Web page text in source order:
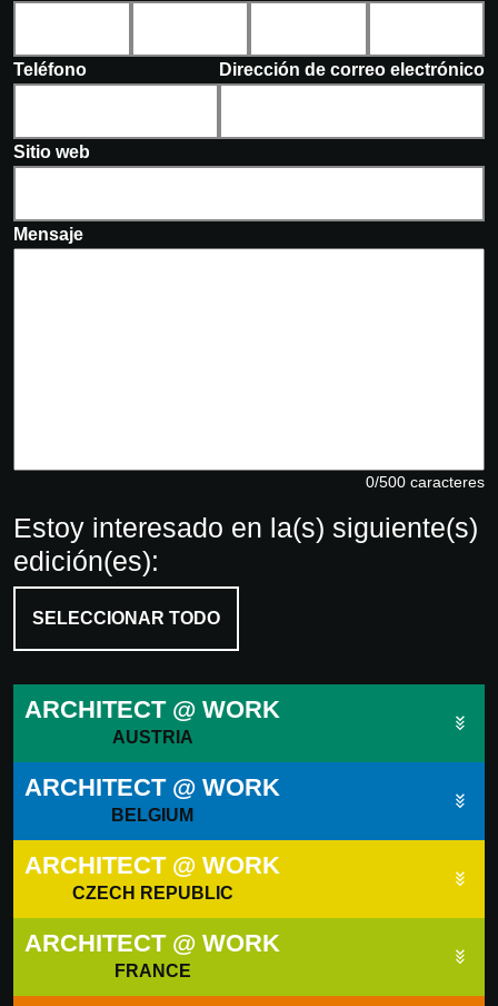
Teléfono Dirección de correo electrónico
Sitio web
Mensaje
0/500 caracteres
Estoy interesado en la(s) siguiente(s)
edición(es):
SELECCIONAR TODO
ARCHITECT @ WORK
AUSTRIA
ARCHITECT @ WORK
BELGIUM
ARCHITECT @ WORK
CZECH REPUBLIC
ARCHITECT @ WORK
FRANCE